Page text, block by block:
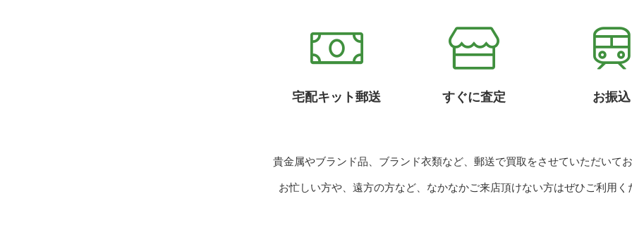
宅配キット郵送 すぐに査定 お振込
貴金属やブランド品、ブランド衣類など、郵送で買取をさせていただいて
お忙しい方や、遠方の方など、なかなかご来店頂けない方はぜひご利用く